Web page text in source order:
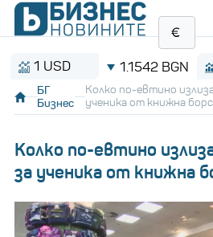
1.1542 BGN
БГ
Бизнес
Колко по-евтино
ученика от книжна
Колко по-евтино
за ученика от книжна